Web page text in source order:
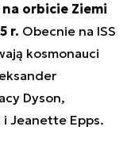
orbicie Ziemi
r. Obecnie na ISS
kosmonauci
Dyson,
Jeanette Epps.